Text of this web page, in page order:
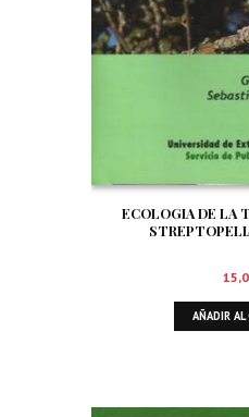
ECOLOGIA DE LA
AÑADIR AL